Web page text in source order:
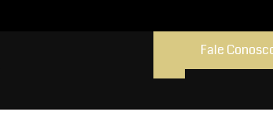
Fale